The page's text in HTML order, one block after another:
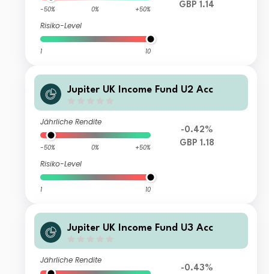
-50% 0% +50%
Risiko-Level
1 10
GBP 1.14
Jupiter UK Income Fund U2 Acc
Jährliche Rendite
-50% 0% +50%
Risiko-Level
1 10
-0.42%
GBP 1.18
Jupiter UK Income Fund U3 Acc
Jährliche Rendite
-0.43%